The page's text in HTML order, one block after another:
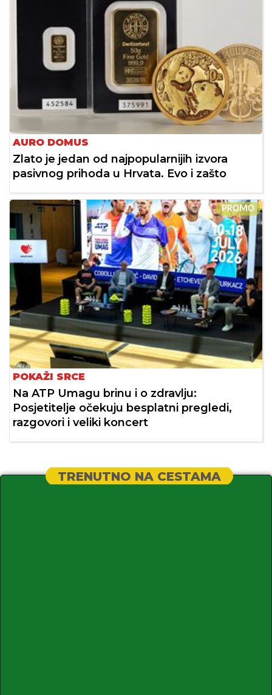
AURO DOMUS
Zlato je jedan od najpopularnijih izvora
pasivnog prihoda u Hrvata. Evo i zašto
PROMO
POKAŽI SRCE
Na ATP Umagu brinu i o zdravlju:
Posjetitelje očekuju besplatni pregledi,
razgovori i veliki koncert
TRENUTNO NA CESTAMA